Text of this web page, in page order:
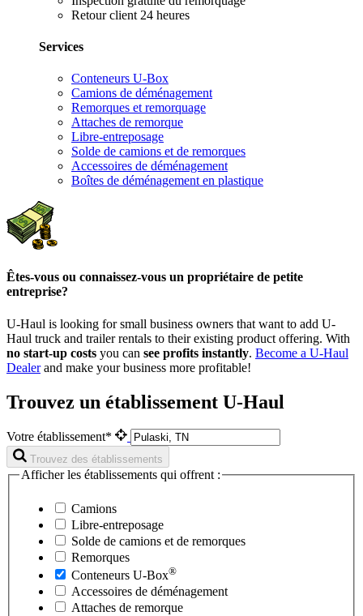
Retour client 24 heures
Services
Conteneurs U-Box
Camions de déménagement
Remorques et remorquage
Attaches de remorque
Libre-entreposage
Solde de camions et de remorques
Accessoires de déménagement
Boîtes de déménagement en plastique
Êtes-vous ou connaissez-vous un propriétaire de petite
entreprise?
U-Haul is looking for small business owners that want to add U-
Haul truck and trailer rentals to their existing product offering. With
no start-up costs you can see profits instantly. Become a U-Haul
Dealerand make your business more profitable!
Trouvez un établissement U-Haul
Votre établissement*
Trouvez des établissements
Afficher les établissements qui offrent :
Camions
Libre-entreposage
Solde de camions et de remorques
Remorques
Conteneurs U-Box®
Accessoires de déménagement
Attaches de remorque